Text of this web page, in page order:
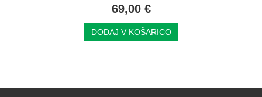
69,00 €
DODAJ V KOŠARICO